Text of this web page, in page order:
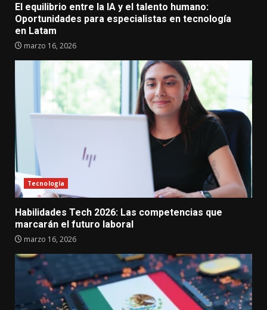
El equilibrio entre la IA y el talento humano:
Oportunidades para especialistas en tecnología
en Latam
marzo 16, 2026
Tecnología
Habilidades Tech 2026: Las competencias que
marcarán el futuro laboral
marzo 16, 2026